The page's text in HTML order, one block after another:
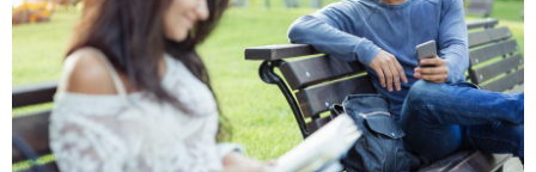
Brezplačna registracija
Kontakt